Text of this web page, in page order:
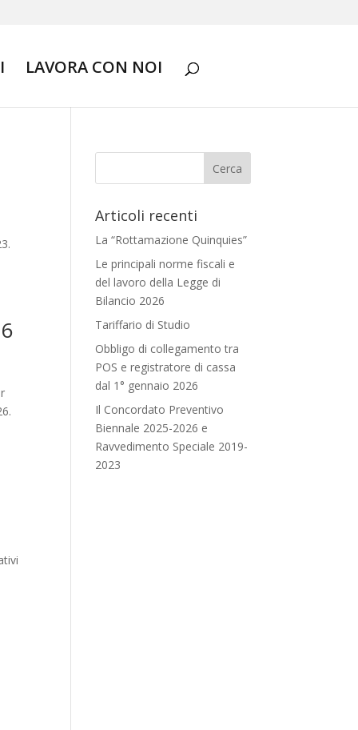
LAVORA CON NOI
Articoli recenti
La “Rottamazione Quinquies”
Le principali norme fiscali e
del lavoro della Legge di
Bilancio 2026
Tariffario di Studio
Obbligo di collegamento tra
POS e registratore di cassa
dal 1° gennaio 2026
Il Concordato Preventivo
Biennale 2025-2026 e
Ravvedimento Speciale 2019-
2023